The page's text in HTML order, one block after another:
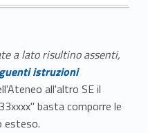
a lato risultino assenti,
istruzioni
all'altro SE il
basta comporre le
esteso.